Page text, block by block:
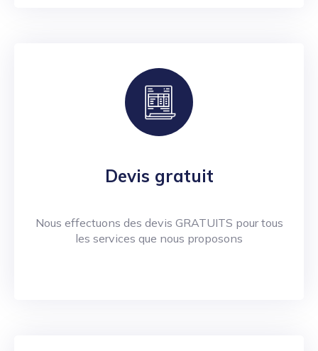
Devis gratuit
Nous effectuons des devis GRATUITS pour tous
les services que nous proposons